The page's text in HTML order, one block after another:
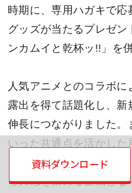
時期に、専用ハガキで
グッズが当たるプレゼ
ンカムイと乾杯ッ!!」を
人気アニメとのコラボ
露出を得て話題化し、
伸長につながりました。
いった共通点を活かし
イ』ファン、サッポロ
ら共感を集める企画とな
資料ダウンロード